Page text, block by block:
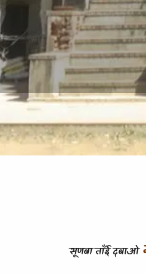
सूणबा ताँई दबाओ